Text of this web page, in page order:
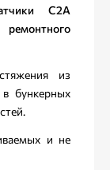
С2А
из
бункерных
и не